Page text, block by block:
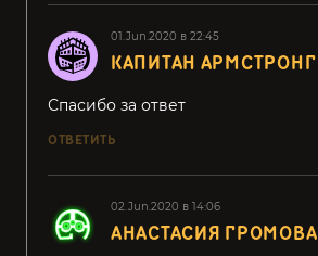
01.Jun.2020 в 22:45
КАПИТАН АРМСТРОНГ
Спасибо за ответ
ОТВЕТИТЬ
02.Jun.2020 в 14:06
АНАСТАСИЯ ГРОМОВА